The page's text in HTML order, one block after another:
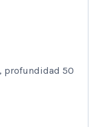
profundidad 50